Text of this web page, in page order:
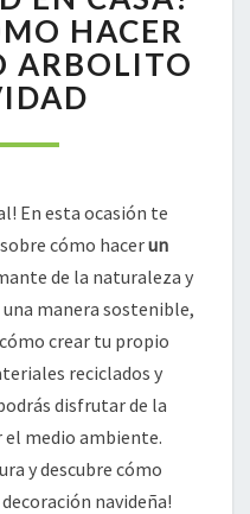
HACER
ARBOLITO
En esta ocasión te
cómo hacerun
de la naturaleza y
manera sostenible,
crear tu propio
reciclados y
disfrutar de la
el medio ambiente.
y descubre cómo
navideña!